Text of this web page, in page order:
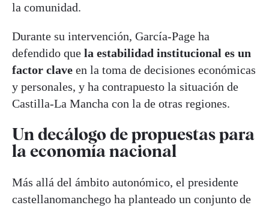
la comunidad.
Durante su intervención, García-Page ha
defendido que la estabilidad institucional es un
factor clave en la toma de decisiones económicas
y personales, y ha contrapuesto la situación de
Castilla-La Mancha con la de otras regiones.
Un decálogo de propuestas para
la economía nacional
Más allá del ámbito autonómico, el presidente
castellanomanchego ha planteado un conjunto de